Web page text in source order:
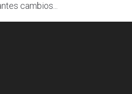
cambios...